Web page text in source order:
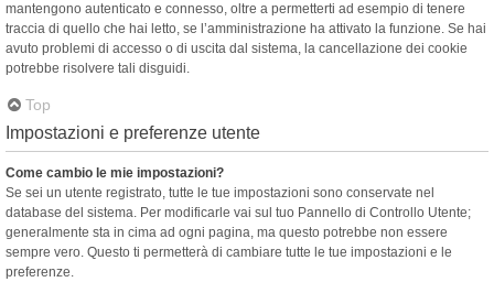
mantengono autenticato e connesso, oltre a permetterti ad esempio di tenere
traccia di quello che hai letto, se l’amministrazione ha attivato la funzione. Se hai
avuto problemi di accesso o di uscita dal sistema, la cancellazione dei cookie
potrebbe risolvere tali disguidi.
Top
Impostazioni e preferenze utente
Come cambio le mie impostazioni?
Se sei un utente registrato, tutte le tue impostazioni sono conservate nel
database del sistema. Per modificarle vai sul tuo Pannello di Controllo Utente;
generalmente sta in cima ad ogni pagina, ma questo potrebbe non essere
sempre vero. Questo ti permetterà di cambiare tutte le tue impostazioni e le
preferenze.